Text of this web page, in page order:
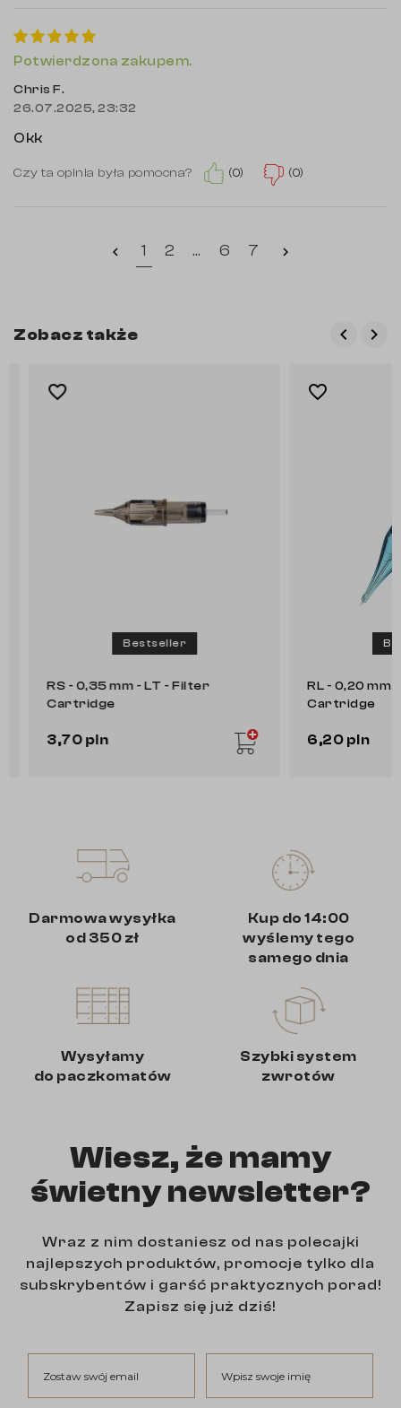
Potwierdzona zakupem.
Chris F.
26.07.2025, 23:32
Okk
Czy ta opinia była pomocna? (0) (0)
chevron_left 1 2 … 6 7 chevron_right
Zobacz także keyboard_arrow_left keyboard_arrow_right
Bestseller
favorite_border
RS - 0,35 mm - LT - Filter
Cartridge
3,70 pln
favorite_border
RL - 0,20 mm -
Cartridge
6,20 pln
Darmowa wysyłka
od 350 zł
Kup do 14:00
wyślemy tego
samego dnia
Wysyłamy
do paczkomatów
Szybki system
zwrotów
Wiesz, że mamy
świetny newsletter?
Wraz z nim dostaniesz od nas polecajki
najlepszych produktów, promocje tylko dla
subskrybentów i garść praktycznych porad!
Zapisz się już dziś!